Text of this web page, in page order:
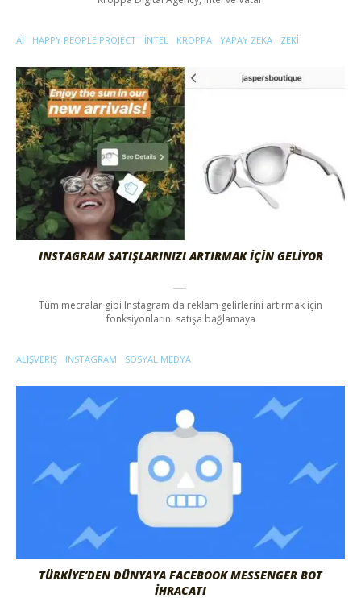
AI HAPPY PEOPLE PROJECT INTEL KROPPA YAPAY ZEKA ZEKI
INSTAGRAM SATIŞLARINIZI ARTIRMAK İÇIN GELIYOR
Tüm mecralar gibi Instagram da reklam gelirlerini artırmak için
fonksiyonlarını satışa bağlamaya
ALIŞVERIŞ INSTAGRAM SOSYAL MEDYA
TÜRKIYE’DEN DÜNYAYA FACEBOOK MESSENGER BOT
İHRACATI